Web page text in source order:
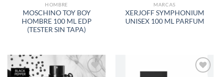
HOMBRE
MOSCHINO TOY BOY
HOMBRE 100 ML EDP
(TESTER SIN TAPA)
MARCAS
XERJOFF SYMPHONIUM
UNISEX 100 ML PARFUM